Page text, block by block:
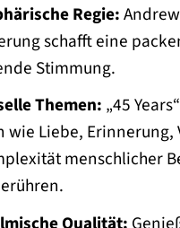
Regie:
schafft eine
Stimmung.
Themen: „45
wie Liebe, Erinnerung,
menschlicher